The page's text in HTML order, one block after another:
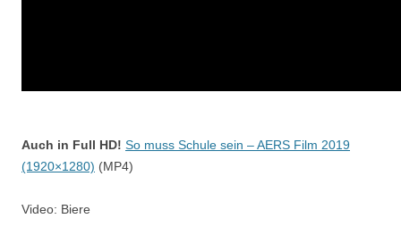
Auch in Full HD! So muss Schule sein – AERS Film 2019
(1920×1280) (MP4)
Video: Biere